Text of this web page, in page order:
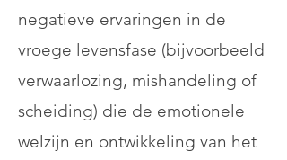
negatieve ervaringen in de
vroege levensfase (bijvoorbeeld
verwaarlozing, mishandeling of
scheiding) die de emotionele
welzijn en ontwikkeling van het